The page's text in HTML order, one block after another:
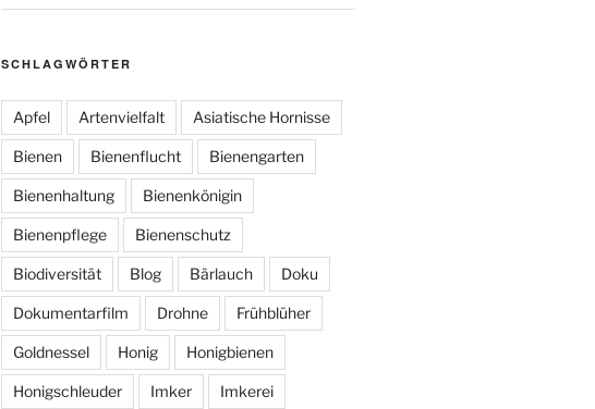
SCHLAGWÖRTER
Apfel Artenvielfalt Asiatische Hornisse
Bienen Bienenflucht Bienengarten
Bienenhaltung Bienenkönigin
Bienenpflege Bienenschutz
Biodiversität Blog Bärlauch Doku
Dokumentarfilm Drohne Frühblüher
Goldnessel Honig Honigbienen
Honigschleuder Imker Imkerei